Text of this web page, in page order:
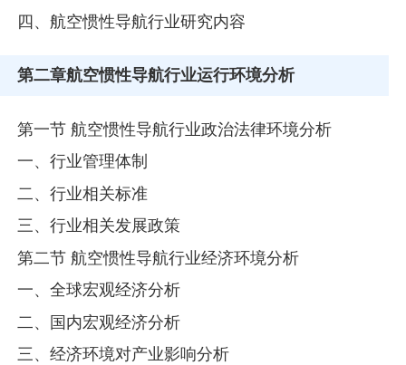
四、航空惯性导航行业研究内容
第二章航空惯性导航行业运行环境分析
第一节 航空惯性导航行业政治法律环境分析
一、行业管理体制
二、行业相关标准
三、行业相关发展政策
第二节 航空惯性导航行业经济环境分析
一、全球宏观经济分析
二、国内宏观经济分析
三、经济环境对产业影响分析